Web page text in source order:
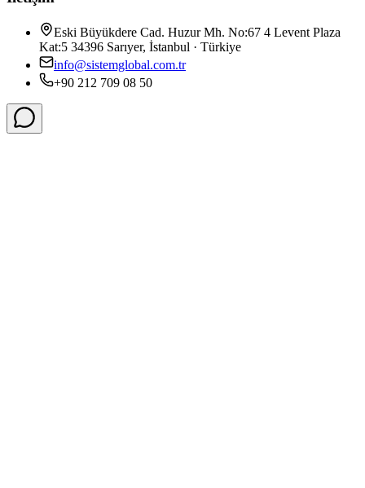
Eski Büyükdere Cad. Huzur Mh. No:67 4 Levent Plaza
Kat:5 34396 Sarıyer, İstanbul · Türkiye
info@sistemglobal.com.tr
+90 212 709 08 50